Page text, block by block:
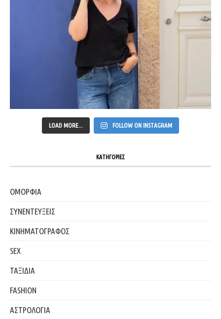
LOAD MORE... FOLLOW ON INSTAGRAM
ΚΑΤΗΓΟΡΙΕΣ
ΟΜΟΡΦΙΑ
ΣΥΝΕΝΤΕΥΞΕΙΣ
ΚΙΝΗΜΑΤΟΓΡΑΦΟΣ
SEX
ΤΑΞΙΔΙΑ
FASHION
ΑΣΤΡΟΛΟΓΙΑ